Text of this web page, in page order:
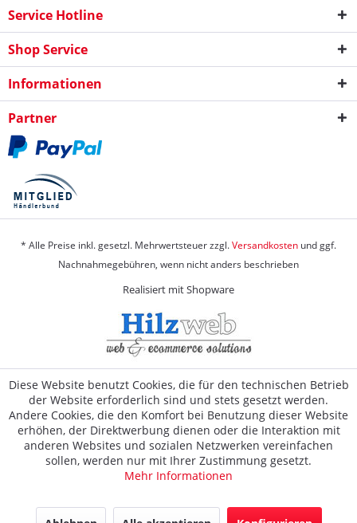
Service Hotline
Shop Service
Informationen
Partner
* Alle Preise inkl. gesetzl. Mehrwertsteuer zzgl.Versandkosten und ggf.
Nachnahmegebühren, wenn nicht anders beschrieben
Realisiert mit Shopware
Diese Website benutzt Cookies, die für den technischen Betrieb
der Website erforderlich sind und stets gesetzt werden.
Andere Cookies, die den Komfort bei Benutzung dieser Website
erhöhen, der Direktwerbung dienen oder die Interaktion mit
anderen Websites und sozialen Netzwerken vereinfachen
sollen, werden nur mit Ihrer Zustimmung gesetzt.
Mehr Informationen